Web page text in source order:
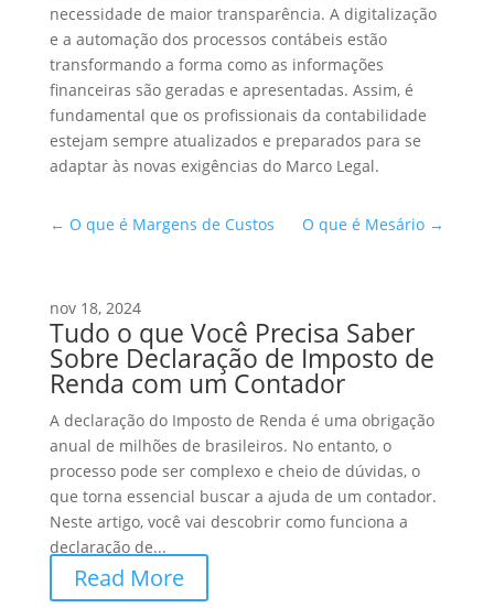
necessidade de maior transparência. A digitalização
e a automação dos processos contábeis estão
transformando a forma como as informações
financeiras são geradas e apresentadas. Assim, é
fundamental que os profissionais da contabilidade
estejam sempre atualizados e preparados para se
adaptar às novas exigências do Marco Legal.
← O que é Margens de Custos O que é Mesário →
nov 18, 2024
Tudo o que Você Precisa Saber
Sobre Declaração de Imposto de
Renda com um Contador
A declaração do Imposto de Renda é uma obrigação
anual de milhões de brasileiros. No entanto, o
processo pode ser complexo e cheio de dúvidas, o
que torna essencial buscar a ajuda de um contador.
Neste artigo, você vai descobrir como funciona a
declaração de...
Read More